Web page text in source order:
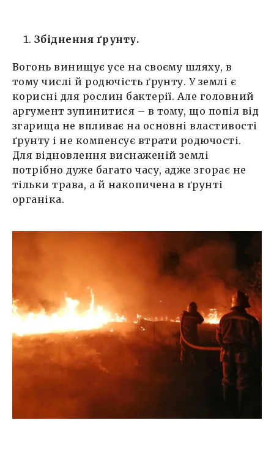
Збіднення ґрунту.
Вогонь винищує усе на своєму шляху, в
тому числі й родючість ґрунту. У землі є
корисні для рослин бактерії. Але головний
аргумент зупинитися – в тому, що попіл від
згарища не впливає на основні властивості
ґрунту і не компенсує втрати родючості.
Для відновлення виснаженій землі
потрібно дуже багато часу, адже згорає не
тільки трава, а й накопичена в ґрунті
органіка.